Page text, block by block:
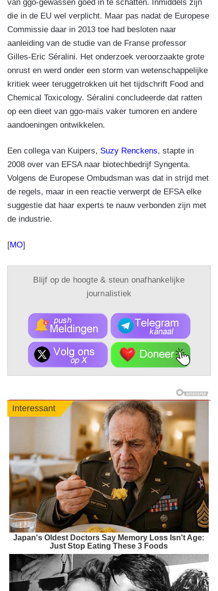
van ggo-gewassen goed in te schatten. Inmiddels zijn
die in de EU wel verplicht. Maar pas nadat de Europese
Commissie daar in 2013 toe had besloten naar
aanleiding van de studie van de Franse professor
Gilles-Eric Séralini. Het onderzoek veroorzaakte grote
onrust en werd onder een storm van wetenschappelijke
kritiek weer teruggetrokken uit het tijdschrift Food and
Chemical Toxicology. Séralini concludeerde dat ratten
op een dieet van ggo-maïs vaker tumoren en andere
aandoeningen ontwikkelen.
Een collega van Kuipers, Suzy Renckens, stapte in
2008 over van EFSA naar biotechbedrijf Syngenta.
Volgens de Europese Ombudsman was dat in strijd met
de regels, maar in een reactie verwerpt de EFSA elke
suggestie dat haar experts te nauw verbonden zijn met
de industrie.
[MO]
Blijf op de hoogte & steun onafhankelijke
journalistiek
Interessant
Japan's Oldest Doctors Say Memory Loss Isn't Age:
Just Stop Eating These 3 Foods